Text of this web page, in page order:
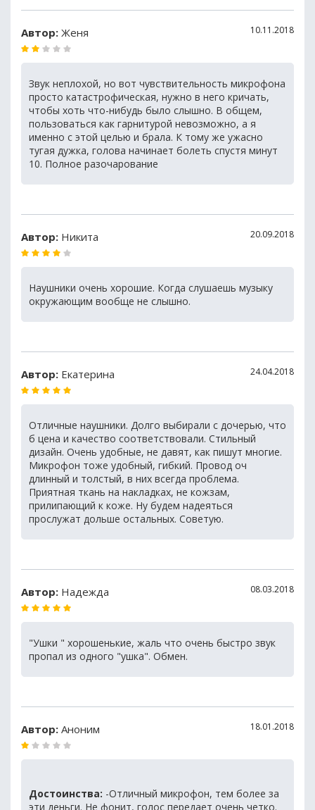
Автор: Женя 10.11.2018
Звук неплохой, но вот чувствительность микрофона
просто катастрофическая, нужно в него кричать,
чтобы хоть что-нибудь было слышно. В общем,
пользоваться как гарнитурой невозможно, а я
именно с этой целью и брала. К тому же ужасно
тугая дужка, голова начинает болеть спустя минут
10. Полное разочарование
Автор: Никита 20.09.2018
Наушники очень хорошие. Когда слушаешь музыку
окружающим вообще не слышно.
Автор: Екатерина 24.04.2018
Отличные наушники. Долго выбирали с дочерью, что
б цена и качество соответствовали. Стильный
дизайн. Очень удобные, не давят, как пишут многие.
Микрофон тоже удобный, гибкий. Провод оч
длинный и толстый, в них всегда проблема.
Приятная ткань на накладках, не кожзам,
прилипающий к коже. Ну будем надеяться
прослужат дольше остальных. Советую.
Автор: Надежда 08.03.2018
"Ушки " хорошенькие, жаль что очень быстро звук
пропал из одного "ушка". Обмен.
Автор: Аноним 18.01.2018
Достоинства: -Отличный микрофон, тем более за
эти деньги. Не фонит, голос передает очень четко.